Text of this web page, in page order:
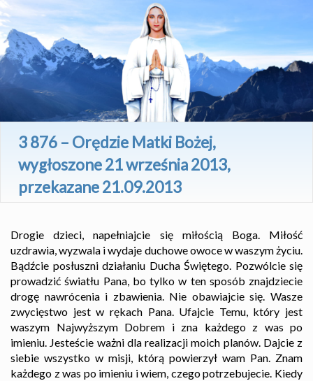
3 876 – Orędzie Matki Bożej,
wygłoszone 21 września 2013,
przekazane 21.09.2013
Drogie dzieci, napełniajcie się miłością Boga. Miłość
uzdrawia, wyzwala i wydaje duchowe owoce w waszym życiu.
Bądźcie posłuszni działaniu Ducha Świętego. Pozwólcie się
prowadzić światłu Pana, bo tylko w ten sposób znajdziecie
drogę nawrócenia i zbawienia. Nie obawiajcie się. Wasze
zwycięstwo jest w rękach Pana. Ufajcie Temu, który jest
waszym Najwyższym Dobrem i zna każdego z was po
imieniu. Jesteście ważni dla realizacji moich planów. Dajcie z
siebie wszystko w misji, którą powierzył wam Pan. Znam
każdego z was po imieniu i wiem, czego potrzebujecie. Kiedy